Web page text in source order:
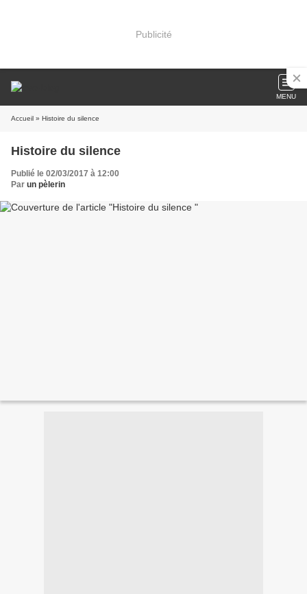
Publicité
MENU
Accueil » Histoire du silence
Histoire du silence
Publié le 02/03/2017 à 12:00
Par un pèlerin